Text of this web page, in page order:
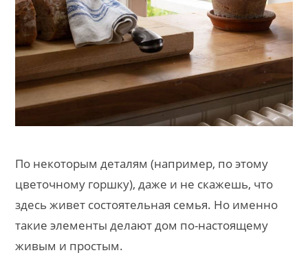
По некоторым деталям (например, по этому
цветочному горшку), даже и не скажешь, что
здесь живет состоятельная семья. Но именно
такие элементы делают дом по-настоящему
живым и простым.